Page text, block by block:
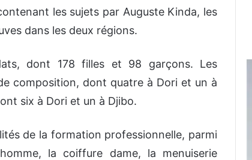
les sujets par Auguste Kinda, les
dans les deux régions.
dont 178 filles et 98 garçons. Les
composition, dont quatre à Dori et un à
six à Dori et un à Djibo.
de la formation professionnelle, parmi
la coiffure dame, la menuiserie